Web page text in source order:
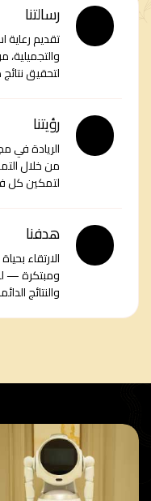
رسالتنا
تقديم رعاية
والتجميلية،
لتحقيق
رؤيتنا
الريادة في
من خلال
لتمكين كل
هدفنا
الارتقاء
ومبتكرة —
والنتائج